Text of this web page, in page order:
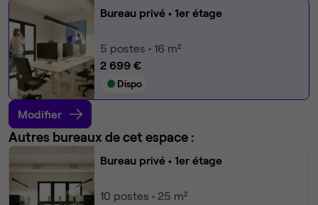
Bureau privé • 1er étage
5 postes • 16 m²
2 699 €
Dispo
Modifier
Autres bureaux de cet espace :
Bureau privé • 1er étage
10 postes • 25 m²